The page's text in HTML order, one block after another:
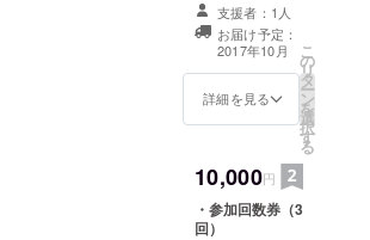
支援者：1人
お届け予定：
2017年10月
詳細を見る
こ
の
リ
タ
ー
ン
を
選
択
す
る
10,000円
・参加回数券（3
回）